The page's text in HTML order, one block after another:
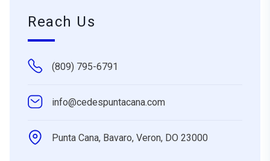
Reach Us
(809) 795-6791
info@cedespuntacana.com
Punta Cana, Bavaro, Veron, DO 23000